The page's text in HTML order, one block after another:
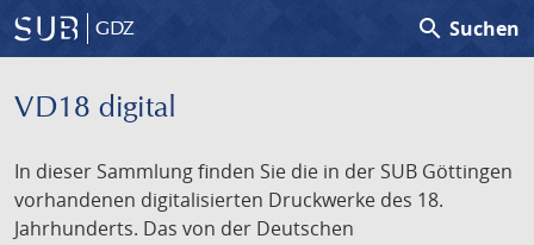
GDZ search Suchen
VD18 digital
In dieser Sammlung finden Sie die in der SUB Göttingen
vorhandenen digitalisierten Druckwerke des 18.
Jahrhunderts. Das von der Deutschen